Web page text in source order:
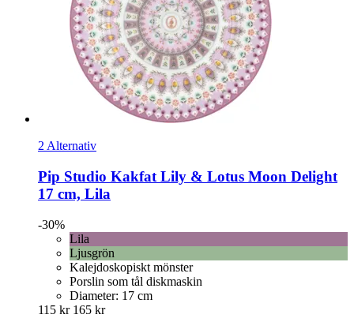
2 Alternativ
Pip Studio Kakfat Lily & Lotus Moon Delight
17 cm, Lila
-30%
Lila
Ljusgrön
Kalejdoskopiskt mönster
Porslin som tål diskmaskin
Diameter: 17 cm
115 kr 165 kr